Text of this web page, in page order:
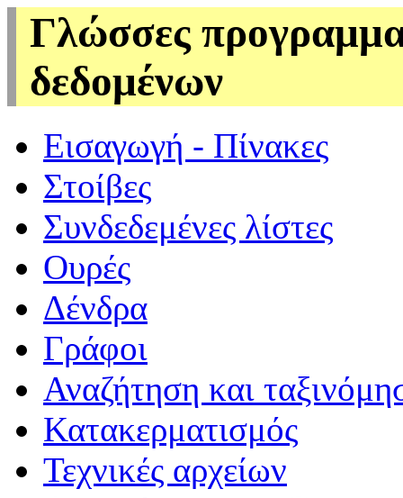
Γλώσσες
δεδομένων
Εισαγωγή - Πίνακες
Στοίβες
Συνδεδεμένες λίστες
Ουρές
Δένδρα
Γράφοι
Αναζήτηση και
Κατακερματισμός
Τεχνικές αρχείων